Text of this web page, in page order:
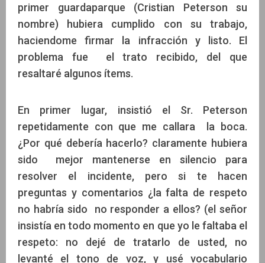
primer guardaparque (Cristian Peterson su
nombre) hubiera cumplido con su trabajo,
haciendome firmar la infracción y listo. El
problema fue el trato recibido, del que
resaltaré algunos ítems.
En primer lugar, insistió el Sr. Peterson
repetidamente con que me callara la boca.
¿Por qué debería hacerlo? claramente hubiera
sido mejor mantenerse en silencio para
resolver el incidente, pero si te hacen
preguntas y comentarios ¿la falta de respeto
no habría sido no responder a ellos? (el señor
insistía en todo momento en que yo le faltaba el
respeto: no dejé de tratarlo de usted, no
levanté el tono de voz, y usé vocabulario